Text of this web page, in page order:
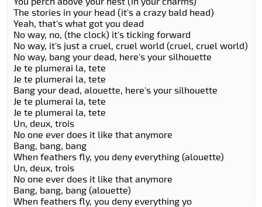
The stories in your head (it's a crazy bald head)
Yeah, that's what got you dead
No way, no, (the clock) it's ticking forward
No way, it's just a cruel, cruel world (cruel, cruel world)
No way, bang your dead, here's your silhouette
Je te plumerai la, tete
Je te plumerai la, tete
Bang your dead, alouette, here's your silhouette
Je te plumerai la, tete
Je te plumerai la, tete
Un, deux, trois
No one ever does it like that anymore
Bang, bang, bang
When feathers fly, you deny everything (alouette)
Un, deux, trois
No one ever does it like that anymore
Bang, bang, bang (alouette)
When feathers fly, you deny everything yo